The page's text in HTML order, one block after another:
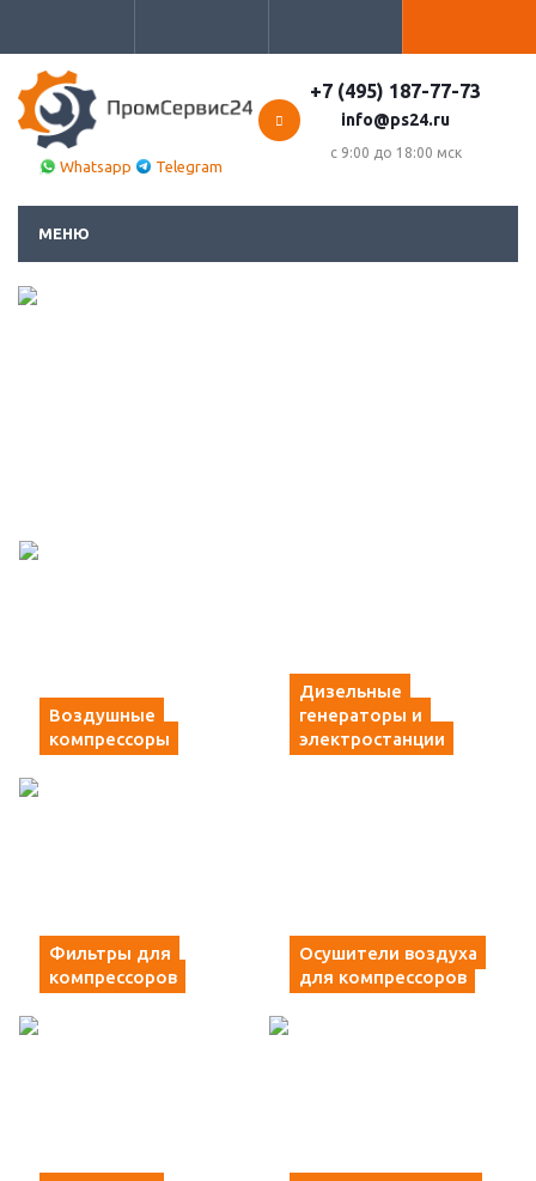
Whatsapp Telegram
+7 (495) 187-77-73
info@ps24.ru
с 9:00 до 18:00 мск
МЕНЮ
Воздушные
компрессоры
Дизельные
генераторы и
электростанции
Фильтры для
компрессоров
Осушители воздуха
для компрессоров